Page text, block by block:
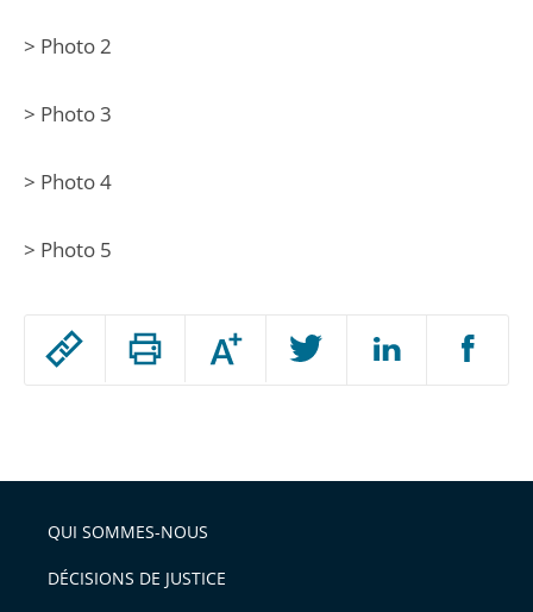
Passer
arriver
après
Augmenter
ou
l'article
pour
> Photo 2
> Photo 3
> Photo 4
> Photo 5
QUI SOMMES-NOUS
DÉCISIONS DE JUSTICE